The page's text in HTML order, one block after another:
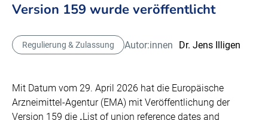
Version 159 wurde veröffentlicht
Regulierung & Zulassung Autor:innen Dr. Jens Illigen
Mit Datum vom 29. April 2026 hat die Europäische
Arzneimittel-Agentur (EMA) mit Veröffentlichung der
Version 159 die „List of union reference dates and